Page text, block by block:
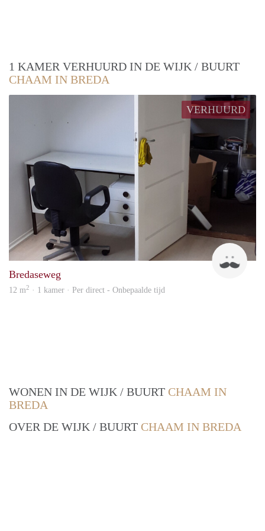
1 KAMER VERHUURD IN DE WIJK / BUURT
CHAAM IN BREDA
VERHUURD
Bredaseweg
12 m2 · 1 kamer · Per direct - Onbepaalde tijd
WONEN IN DE WIJK / BUURT CHAAM IN
BREDA
OVER DE WIJK / BUURT CHAAM IN BREDA